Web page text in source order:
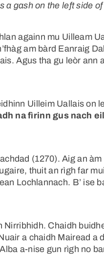
a gash on the left side
againn mu Uilleam
am bàrd Eanraig
Agus tha gu leòr ann
Uilleim Uallais on
na fìrinn gus nach eil
(1270). Aig an
thuit an rìgh far
Lochlannach. B’ ise
Nirribhidh. Chaidh
a chaidh Mairead a
a-nise gun rìgh no